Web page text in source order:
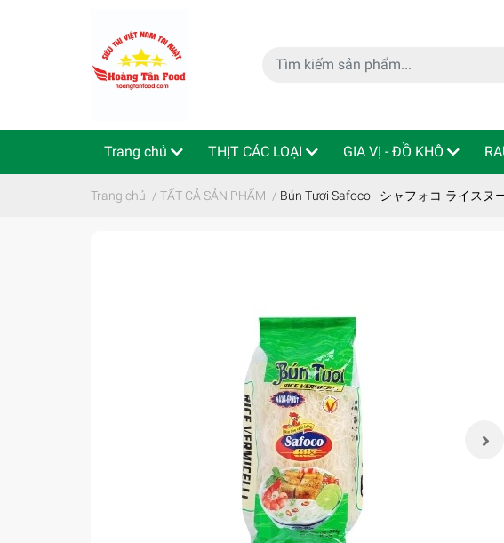
Trang chủ THỊT CÁC LOẠI GIA VỊ - ĐỒ KHÔ
特定商取引法 Indo - ThaiLan
Trang chủ / TẤT CẢ SẢN PHẨM / Bún Tươi Safoco - シャフォコ-ライスヌ